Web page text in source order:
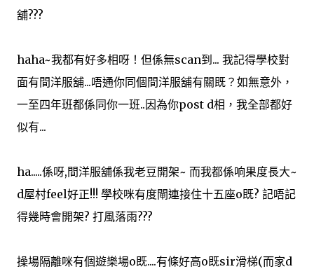
舖???
haha~我都有好多相呀！但係無scan到... 我記得學校對
面有間洋服舖...唔通你同個間洋服舖有關既？如無意外，
一至四年班都係同你一班..因為你post d相，我全部都好
似有...
ha.....係呀,間洋服舖係我老豆開架~ 而我都係响果度長大~
d屋村feel好正!!! 學校咪有度閘連接住十五座o既? 記唔記
得幾時會開架? 打風落雨???
操場隔離咪有個遊樂場o既....有條好高o既sir滑梯(而家d